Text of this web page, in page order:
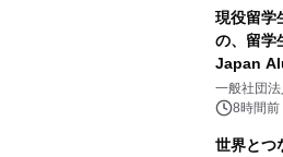
現役留学
の、留学
Japan
をリリー
一般社団
8時間前
世界とつ